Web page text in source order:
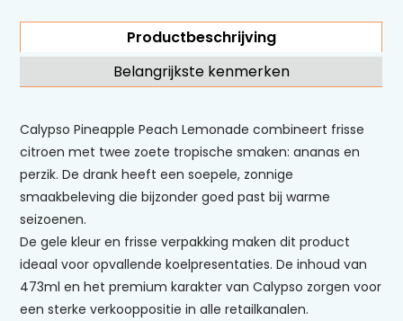
Productbeschrijving
Calypso Pineapple Peach Lemonade combineert frisse
citroen met twee zoete tropische smaken: ananas en
perzik. De drank heeft een soepele, zonnige
smaakbeleving die bijzonder goed past bij warme
seizoenen.
De gele kleur en frisse verpakking maken dit product
ideaal voor opvallende koelpresentaties. De inhoud van
473ml en het premium karakter van Calypso zorgen voor
een sterke verkooppositie in alle retailkanalen.
Belangrijkste kenmerken